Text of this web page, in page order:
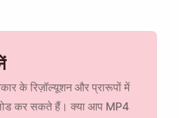
के रिज़ॉल्यूशन और प्रारूपों में
कर सकते हैं। क्या आप MP4